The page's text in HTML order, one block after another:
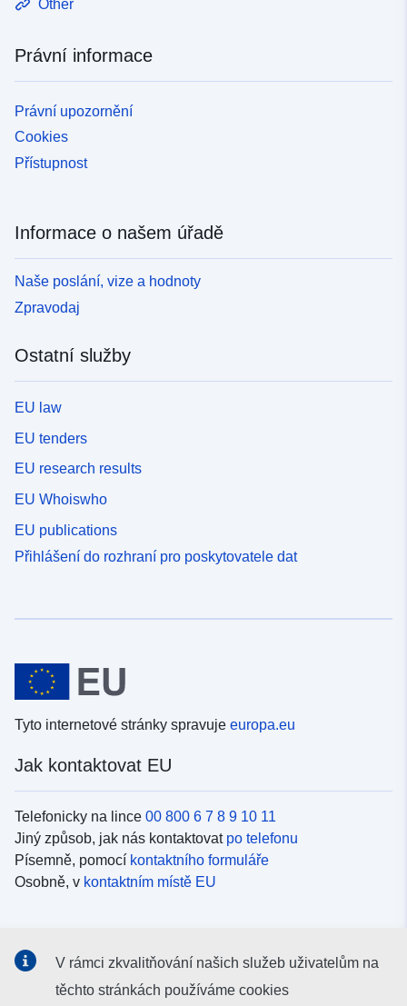
Other
Právní informace
Právní upozornění
Cookies
Přístupnost
Informace o našem úřadě
Naše poslání, vize a hodnoty
Zpravodaj
Ostatní služby
EU law
EU tenders
EU research results
EU Whoiswho
EU publications
Přihlášení do rozhraní pro poskytovatele dat
Tyto internetové stránky spravuje europa.eu
Jak kontaktovat EU
Telefonicky na lince 00 800 6 7 8 9 10 11
Jiný způsob, jak nás kontaktovat po telefonu
Písemně, pomocí kontaktního formuláře
Osobně, v kontaktním místě EU
Vyhledávání informačních kanálů EU vsociálních médiích
V rámci zkvalitňování našich služeb uživatelům na
těchto stránkách používáme cookies